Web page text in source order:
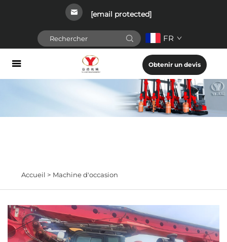
[email protected]
FR
Obtenir un devis
Accueil > Machine d'occasion